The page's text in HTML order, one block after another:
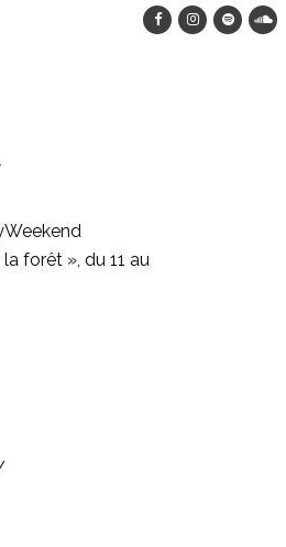
forêt », du 11 au